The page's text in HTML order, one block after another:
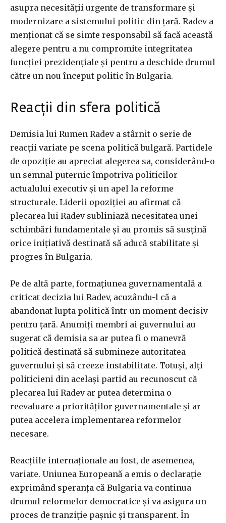
asupra necesității urgente de transformare și
modernizare a sistemului politic din țară. Radev a
menționat că se simte responsabil să facă această
alegere pentru a nu compromite integritatea
funcției prezidențiale și pentru a deschide drumul
către un nou început politic în Bulgaria.
Reacții din sfera politică
Demisia lui Rumen Radev a stârnit o serie de
reacții variate pe scena politică bulgară. Partidele
de opoziție au apreciat alegerea sa, considerând-o
un semnal puternic împotriva politicilor
actualului executiv și un apel la reforme
structurale. Liderii opoziției au afirmat că
plecarea lui Radev subliniază necesitatea unei
schimbări fundamentale și au promis să susțină
orice inițiativă destinată să aducă stabilitate și
progres în Bulgaria.
Pe de altă parte, formațiunea guvernamentală a
criticat decizia lui Radev, acuzându-l că a
abandonat lupta politică într-un moment decisiv
pentru țară. Anumiți membri ai guvernului au
sugerat că demisia sa ar putea fi o manevră
politică destinată să submineze autoritatea
guvernului și să creeze instabilitate. Totuși, alți
politicieni din același partid au recunoscut că
plecarea lui Radev ar putea determina o
reevaluare a priorităților guvernamentale și ar
putea accelera implementarea reformelor
necesare.
Reacțiile internaționale au fost, de asemenea,
variate. Uniunea Europeană a emis o declarație
exprimând speranța că Bulgaria va continua
drumul reformelor democratice și va asigura un
proces de tranziție pașnic și transparent. În